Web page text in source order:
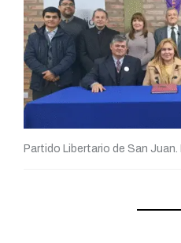
Partido Libertario de San